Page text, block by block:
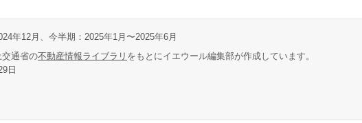
年12月、今半期：2025年1月〜2025年6月
通省の不動産情報ライブラリ をもとにイエウール編集部が作成しています。
日